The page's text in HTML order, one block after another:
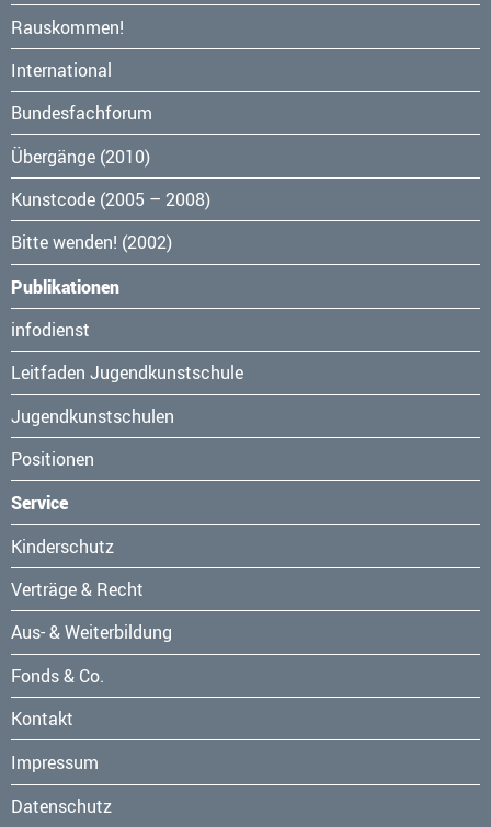
Navigation
überspringen
Rauskommen!
International
Bundesfachforum
Übergänge (2010)
Kunstcode (2005 – 2008)
Bitte wenden! (2002)
Publikationen
Navigation
überspringen
infodienst
Leitfaden Jugendkunstschule
Jugendkunstschulen
Positionen
Service
Navigation
überspringen
Kinderschutz
Verträge & Recht
Aus- & Weiterbildung
Fonds & Co.
Kontakt
Navigation
überspringen
Impressum
Datenschutz